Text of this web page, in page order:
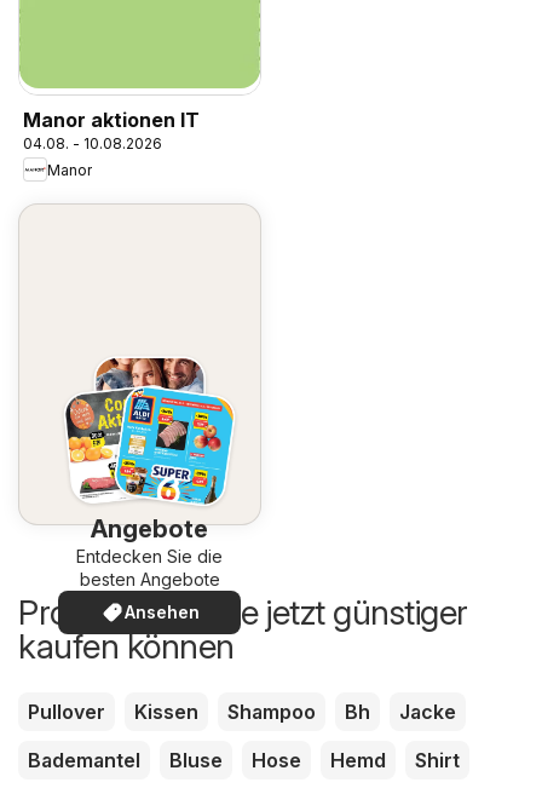
Manor aktionen IT
04.08. - 10.08.2026
Manor
Angebote
Entdecken Sie die
besten Angebote
Ansehen
Produkte, die Sie jetzt günstiger
kaufen können
Pullover Kissen Shampoo Bh
Jacke
Bademantel
Bluse Hose Hemd
Shirt